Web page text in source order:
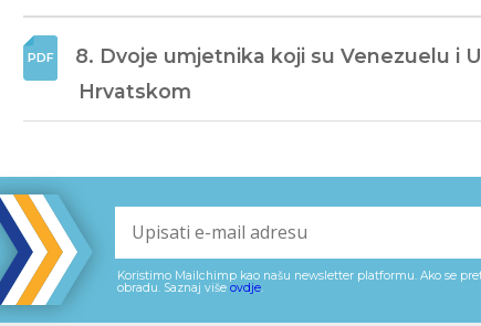
8. Dvoje umjetnika koji su Venezuelu i
Hrvatskom
Koristimo Mailchimp kao našu newsletter platformu. Ako se
obradu. Saznaj više ovdje.